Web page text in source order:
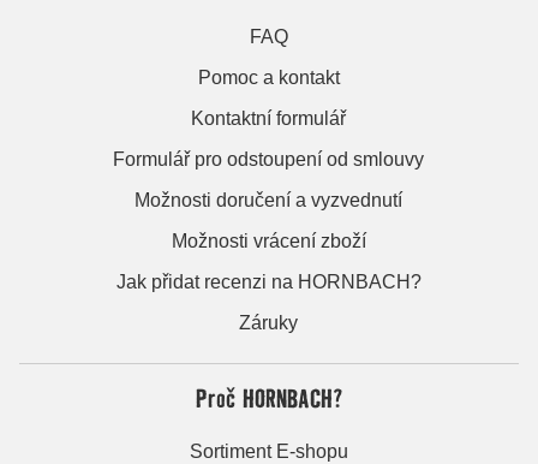
FAQ
Pomoc a kontakt
Kontaktní formulář
Formulář pro odstoupení od smlouvy
Možnosti doručení a vyzvednutí
Možnosti vrácení zboží
Jak přidat recenzi na HORNBACH?
Záruky
Proč HORNBACH?
Sortiment E-shopu